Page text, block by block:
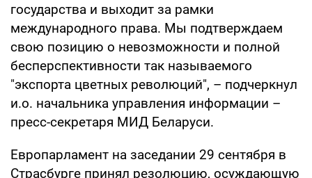
государства и выходит за рамки
международного права. Мы подтверждаем
свою позицию о невозможности и полной
бесперспективности так называемого
"экспорта цветных революций", – подчеркнул
и.о. начальника управления информации –
пресс-секретаря МИД Беларуси.
Европарламент на заседании 29 сентября в
Страсбурге принял резолюцию, осуждающую